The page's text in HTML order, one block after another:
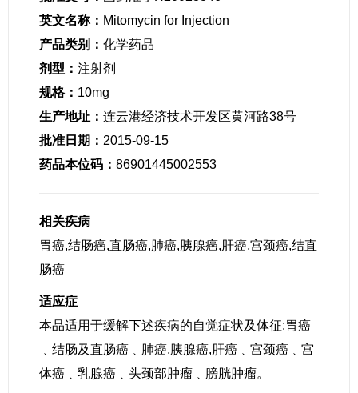
英文名称： Mitomycin for Injection
产品类别： 化学药品
剂型： 注射剂
规格： 10mg
生产地址： 连云港经济技术开发区黄河路38号
批准日期： 2015-09-15
药品本位码： 86901445002553
相关疾病
胃癌,结肠癌,直肠癌,肺癌,胰腺癌,肝癌,宫颈癌,结直
肠癌
适应症
本品适用于缓解下述疾病的自觉症状及体征:胃癌
﹑结肠及直肠癌﹑肺癌,胰腺癌,肝癌﹑宫颈癌﹑宫
体癌﹑乳腺癌﹑头颈部肿瘤﹑膀胱肿瘤。